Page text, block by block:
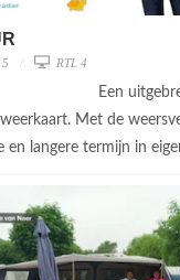
RTL 4
Een
Met de
en langere termijn in